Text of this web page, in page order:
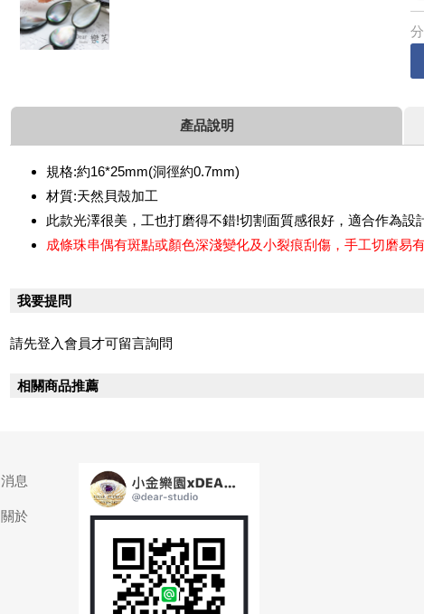
產品說明
規格:約16*25mm(洞徑約0.7mm)
材質:天然貝殼加工
此款光澤很美，工也打磨得不錯!切割面質感很好，適合作為設
成條珠串偶有斑點或顏色深淺變化及小裂痕刮傷，手工切磨易
我要提問
請先登入會員才可留言詢問
相關商品推薦
消息
關於